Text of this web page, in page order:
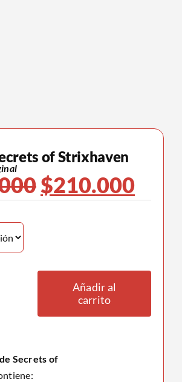
of Strixhaven
El
precio
$245.000.
$210.000El
Añadir al
carrito
Secrets of